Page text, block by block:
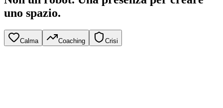
uno spazio.
Calma Coaching Crisi